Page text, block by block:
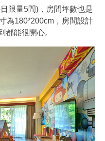
限量5間)，房間坪數也是
為180*200cm，房間設計
都能很開心。